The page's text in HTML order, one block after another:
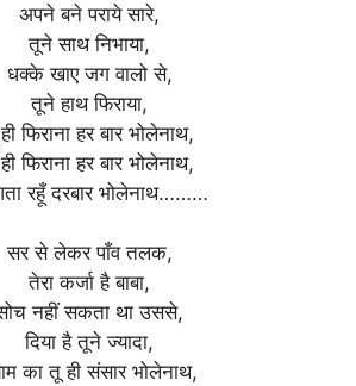
अपने बने पराये सारे,
तूने साथ निभाया,
धक्के खाए जग वालो से,
तूने हाथ फिराया,
फिराना हर बार भोलेनाथ,
फिराना हर बार भोलेनाथ,
रहूँ दरबार भोलेनाथ………
सर से लेकर पाँव तलक,
तेरा कर्जा है बाबा,
नहीं सकता था उससे,
दिया है तूने ज्यादा,
का तू ही संसार भोलेनाथ,